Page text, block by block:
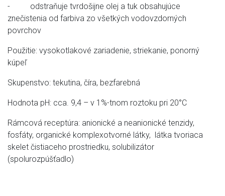
- odstraňuje tvrdošijne olej a tuk obsahujúce
znečistenia od farbiva zo všetkých vodovzdorných
povrchov
Použitie: vysokotlakové zariadenie, striekanie, ponorný
kúpeľ
Skupenstvo: tekutina, číra, bezfarebná
Hodnota pH: cca. 9,4 – v 1%-tnom roztoku pri 20°C
Rámcová receptúra: anionické a neanionické tenzidy,
fosfáty, organické komplexotvorné látky, látka tvoriaca
skelet čistiaceho prostriedku, solubilizátor
(spolurozpúšťadlo)